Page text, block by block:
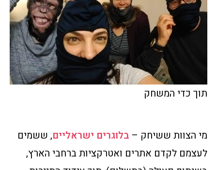
תוך כדי המשחק
מי הצוות ששיחק – בלוגרים ישראליים, ששמים
לעצמם לקדם אתרים ואטרקציות ברחבי הארץ,